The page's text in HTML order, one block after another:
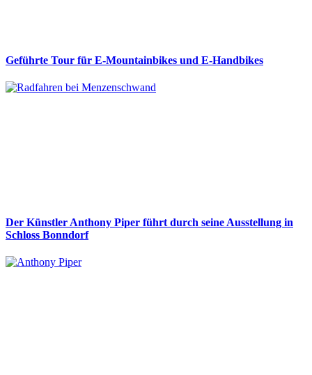
Geführte Tour für E-Mountainbikes und E-Handbikes
Der Künstler Anthony Piper führt durch seine Ausstellung in
Schloss Bonndorf